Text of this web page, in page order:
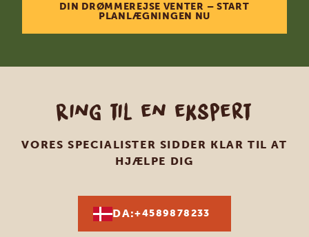
DIN DRØMMEREJSE VENTER – START
PLANLÆGNINGEN NU
Ring til en ekspert
VORES SPECIALISTER SIDDER KLAR TIL AT
HJÆLPE DIG
DA:+4589878233